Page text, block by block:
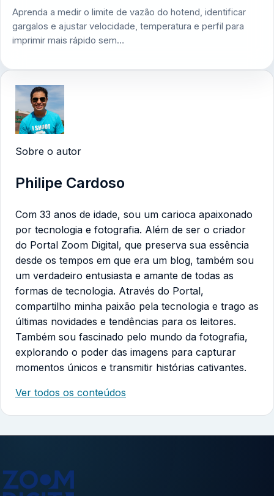
Aprenda a medir o limite de vazão do hotend, identificar
gargalos e ajustar velocidade, temperatura e perfil para
imprimir mais rápido sem…
Sobre o autor
Philipe Cardoso
Com 33 anos de idade, sou um carioca apaixonado
por tecnologia e fotografia. Além de ser o criador
do Portal Zoom Digital, que preserva sua essência
desde os tempos em que era um blog, também sou
um verdadeiro entusiasta e amante de todas as
formas de tecnologia. Através do Portal,
compartilho minha paixão pela tecnologia e trago as
últimas novidades e tendências para os leitores.
Também sou fascinado pelo mundo da fotografia,
explorando o poder das imagens para capturar
momentos únicos e transmitir histórias cativantes.
Ver todos os conteúdos